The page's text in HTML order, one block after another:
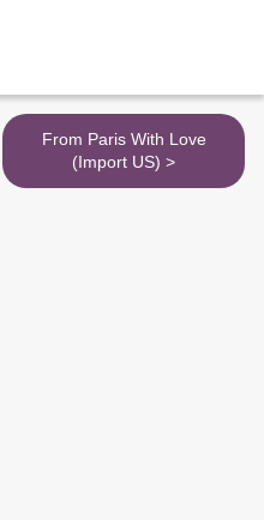
From Paris With Love
(Import US) >